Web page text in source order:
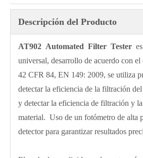
Descripción del Producto
AT902 Automated Filter Tester
universal, desarrollo de acuerdo con
42 CFR 84, EN 149: 2009, se utiliza
detectar la eficiencia de la filtración
y detectar la eficiencia de filtración y
material. Uso de un fotómetro de alta
detector para garantizar resultados